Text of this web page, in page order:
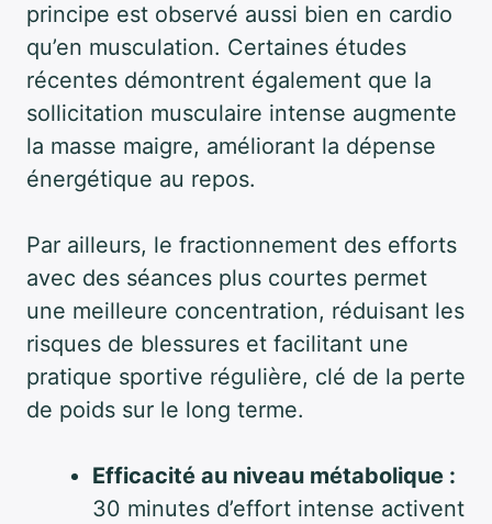
principe est observé aussi bien en cardio
qu’en musculation. Certaines études
récentes démontrent également que la
sollicitation musculaire intense augmente
la masse maigre, améliorant la dépense
énergétique au repos.
Par ailleurs, le fractionnement des efforts
avec des séances plus courtes permet
une meilleure concentration, réduisant les
risques de blessures et facilitant une
pratique sportive régulière, clé de la perte
de poids sur le long terme.
Efficacité au niveau métabolique :
30 minutes d’effort intense activent